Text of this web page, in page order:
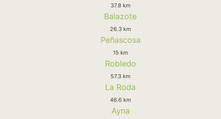
37.8 km
Balazote
26.3 km
Peñascosa
15 km
Robledo
57.3 km
La Roda
46.6 km
Ayna